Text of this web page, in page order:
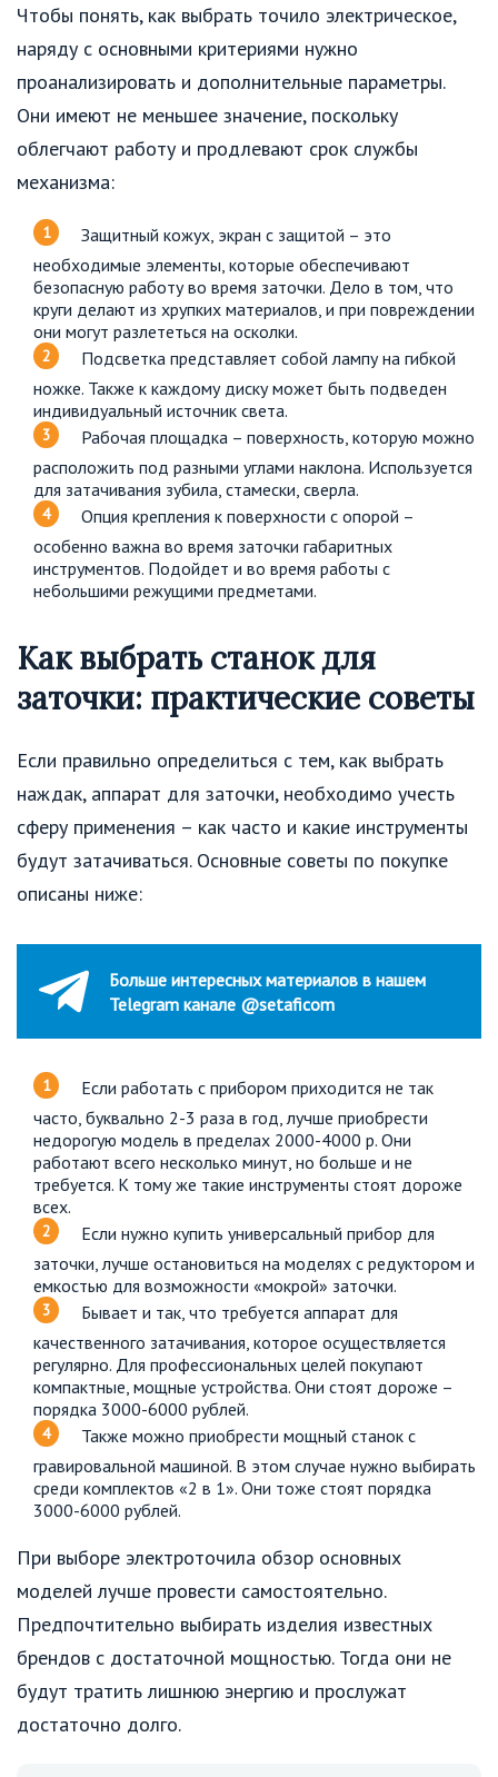
Чтобы понять, как выбрать точило электрическое,
наряду с основными критериями нужно
проанализировать и дополнительные параметры.
Они имеют не меньшее значение, поскольку
облегчают работу и продлевают срок службы
механизма:
Защитный кожух, экран с защитой – это
необходимые элементы, которые обеспечивают
безопасную работу во время заточки. Дело в том, что
круги делают из хрупких материалов, и при повреждении
они могут разлететься на осколки.
Подсветка представляет собой лампу на гибкой
ножке. Также к каждому диску может быть подведен
индивидуальный источник света.
Рабочая площадка – поверхность, которую можно
расположить под разными углами наклона. Используется
для затачивания зубила, стамески, сверла.
Опция крепления к поверхности с опорой –
особенно важна во время заточки габаритных
инструментов. Подойдет и во время работы с
небольшими режущими предметами.
Как выбрать станок для
заточки: практические советы
Если правильно определиться с тем, как выбрать
наждак, аппарат для заточки, необходимо учесть
сферу применения – как часто и какие инструменты
будут затачиваться. Основные советы по покупке
описаны ниже:
Больше интересных материалов в нашем
Telegram канале @setaficom
Если работать с прибором приходится не так
часто, буквально 2-3 раза в год, лучше приобрести
недорогую модель в пределах 2000-4000 р. Они
работают всего несколько минут, но больше и не
требуется. К тому же такие инструменты стоят дороже
всех.
Если нужно купить универсальный прибор для
заточки, лучше остановиться на моделях с редуктором и
емкостью для возможности «мокрой» заточки.
Бывает и так, что требуется аппарат для
качественного затачивания, которое осуществляется
регулярно. Для профессиональных целей покупают
компактные, мощные устройства. Они стоят дороже –
порядка 3000-6000 рублей.
Также можно приобрести мощный станок с
гравировальной машиной. В этом случае нужно выбирать
среди комплектов «2 в 1». Они тоже стоят порядка
3000-6000 рублей.
При выборе электроточила обзор основных
моделей лучше провести самостоятельно.
Предпочтительно выбирать изделия известных
брендов с достаточной мощностью. Тогда они не
будут тратить лишнюю энергию и прослужат
достаточно долго.